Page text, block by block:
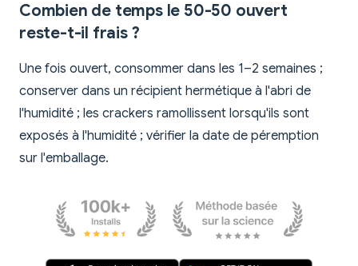
Combien de temps le 50-50 ouvert
reste-t-il frais ?
Une fois ouvert, consommer dans les 1–2 semaines ;
conserver dans un récipient hermétique à l'abri de
l'humidité ; les crackers ramollissent lorsqu'ils sont
exposés à l'humidité ; vérifier la date de péremption
sur l'emballage.